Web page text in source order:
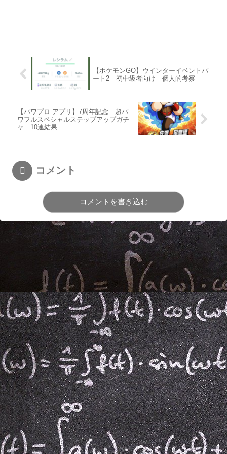
【ポケモンGO】ウインターイベントパ
ート2 初中級者向け 個人的考察
【パワプロ アプリ】7周年記念 超パ
ワフルスペシャルステップアップガチ
ャ 10連結果
コメント
コメントを書き込む